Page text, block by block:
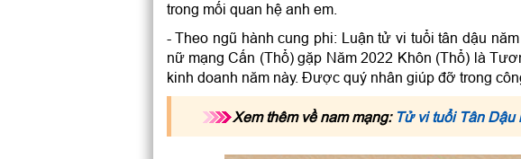
trong mối quan hệ anh em.
- Theo ngũ hành cung phi: Luận tử vi tuổi tân dậu
nữ mạng Cấn (Thổ) gặp Năm 2022 Khôn (Thổ) là
kinh doanh năm này. Được quý nhân giúp đỡ trong
Xem thêm về nam mạng: Tử vi tuổi Tân Dậu